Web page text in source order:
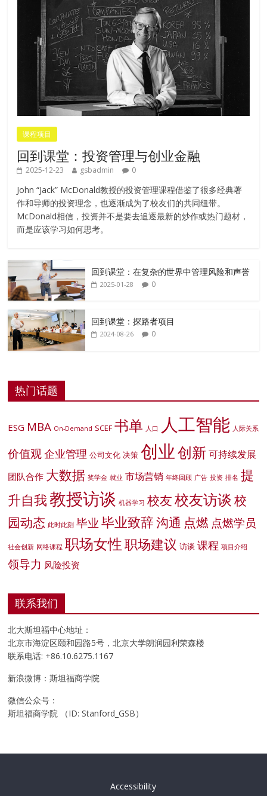
课程项目
回到课堂：投资管理与创业金融
2025-12-23 gsbadmin 0
John “Jack” McDonald教授的投资管理课程借鉴了很多经典著
作和导师的投资理念，也逐渐成为了校友们的共同纽带。
McDonald相信，投资并不是要去追逐最新的炒作或热门题材，
而是应该学习如何思考。
回到课堂：在复杂的世界中管理风险和声誉
2025-01-28 0
回到课堂：探路者项目
2024-08-26 0
热门话题
ESG MBA On-Demand SCEF 书单 人口 人工智能 人际关系
价值观企业管理 公司文化 决策 创业创新 可持续发展
团队合作 大数据 奖学金 就业 市场营销 年终回顾 广告 投资 排名 提
升自我教授访谈 机器学习 校友校友访谈校
园动态 此时此刻 毕业 毕业致辞沟通 点燃 点燃学员
社会创新 网络课程 职场女性职场建议 访谈 课程 项目介绍
领导力 风险投资
联系我们
北大斯坦福中心地址：
北京市海淀区颐和园路5号，北京大学朗润园利荣森楼
联系电话: +86.10.6275.1167
新浪微博：斯坦福商学院
微信公众号：
斯坦福商学院 （ID: Stanford_GSB）
Accessibility